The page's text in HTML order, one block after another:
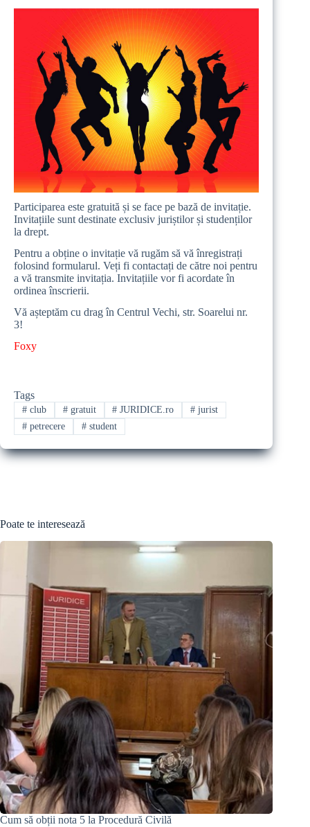
Participarea este gratuită și se face pe bază de invitație.
Invitațiile sunt destinate exclusiv juriștilor și studenților
la drept.
Pentru a obține o invitație vă rugăm să vă înregistrați
folosind formularul. Veți fi contactați de către noi pentru
a vă transmite invitația. Invitațiile vor fi acordate în
ordinea înscrierii.
Vă așteptăm cu drag în Centrul Vechi, str. Soarelui nr.
3!
Foxy
Tags
#club #gratuit # JURIDICE.ro # jurist
#petrecere #student
Poate te interesează
Cum să obții nota 5 la Procedură Civilă